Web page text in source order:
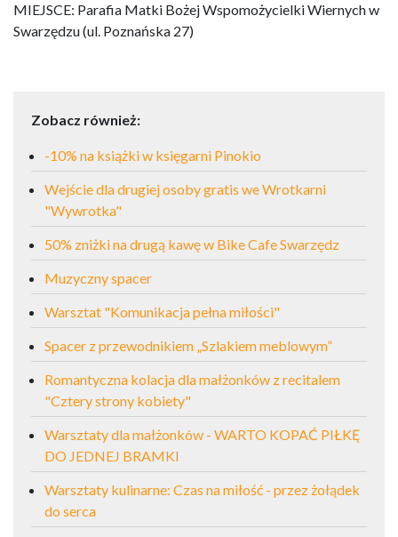
MIEJSCE: Parafia Matki Bożej Wspomożycielki Wiernych w
Swarzędzu (ul. Poznańska 27)
Zobacz również:
-10% na książki w księgarni Pinokio
Wejście dla drugiej osoby gratis we Wrotkarni
"Wywrotka"
50% zniżki na drugą kawę w Bike Cafe Swarzędz
Muzyczny spacer
Warsztat "Komunikacja pełna miłości"
Spacer z przewodnikiem „Szlakiem meblowym”
Romantyczna kolacja dla małżonków z recitalem
"Cztery strony kobiety"
Warsztaty dla małżonków - WARTO KOPAĆ PIŁKĘ
DO JEDNEJ BRAMKI
Warsztaty kulinarne: Czas na miłość - przez żołądek
do serca